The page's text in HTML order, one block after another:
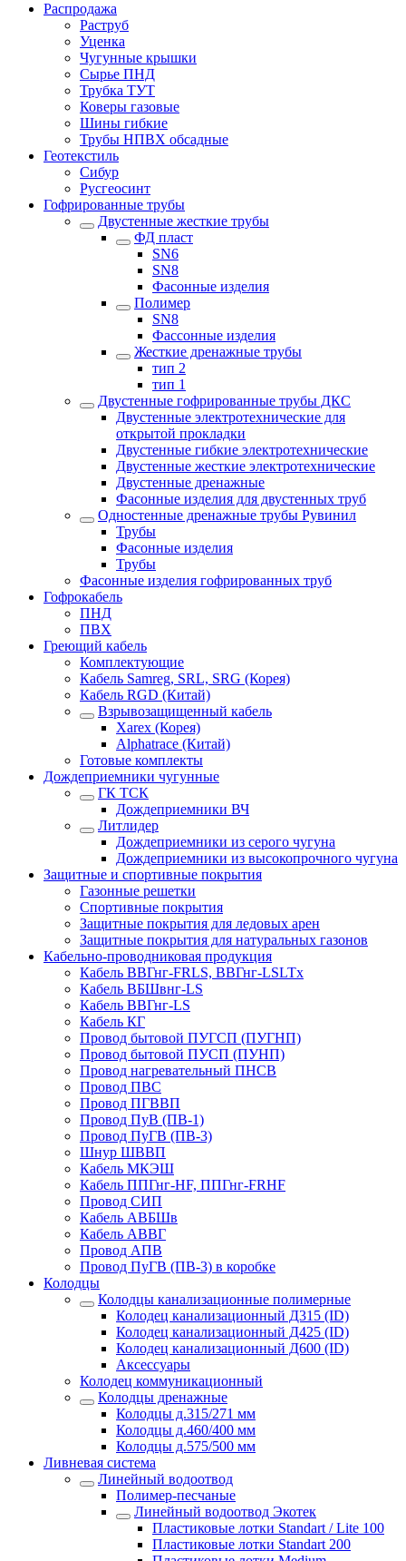
Распродажа
Раструб
Уценка
Чугунные крышки
Сырье ПНД
Трубка ТУТ
Коверы газовые
Шины гибкие
Трубы НПВХ обсадные
Геотекстиль
Сибур
Русгеосинт
Гофрированные трубы
Двустенные жесткие трубы
ФД пласт
SN6
SN8
Фасонные изделия
Полимер
SN8
Фассонные изделия
Жесткие дренажные трубы
тип 2
тип 1
Двустенные гофрированные трубы ДКС
Двустенные электротехнические для
открытой прокладки
Двустенные гибкие электротехнические
Двустенные жесткие электротехнические
Двустенные дренажные
Фасонные изделия для двустенных труб
Одностенные дренажные трубы Рувинил
Трубы
Фасонные изделия
Трубы
Фасонные изделия гофрированных труб
Гофрокабель
ПНД
ПВХ
Греющий кабель
Комплектующие
Кабель Samreg, SRL, SRG (Корея)
Кабель RGD (Китай)
Взрывозащищенный кабель
Xarex (Корея)
Alphatrace (Китай)
Готовые комплекты
Дождеприемники чугунные
ГК ТСК
Дождеприемники ВЧ
Литлидер
Дождеприемники из серого чугуна
Дождеприемники из высокопрочного чугуна
Защитные и спортивные покрытия
Газонные решетки
Спортивные покрытия
Защитные покрытия для ледовых арен
Защитные покрытия для натуральных газонов
Кабельно-проводниковая продукция
Кабель ВВГнг-FRLS, ВВГнг-LSLTx
Кабель ВБШвнг-LS
Кабель ВВГнг-LS
Кабель КГ
Провод бытовой ПУГСП (ПУГНП)
Провод бытовой ПУСП (ПУНП)
Провод нагревательный ПНСВ
Провод ПВС
Провод ПГВВП
Провод ПуВ (ПВ-1)
Провод ПуГВ (ПВ-3)
Шнур ШВВП
Кабель МКЭШ
Кабель ППГнг-HF, ППГнг-FRHF
Провод СИП
Кабель АВБШв
Кабель АВВГ
Провод АПВ
Провод ПуГВ (ПВ-3) в коробке
Колодцы
Колодцы канализационные полимерные
Колодец канализационный Д315 (ID)
Колодец канализационный Д425 (ID)
Колодец канализационный Д600 (ID)
Аксессуары
Колодец коммуникационный
Колодцы дренажные
Колодцы д.315/271 мм
Колодцы д.460/400 мм
Колодцы д.575/500 мм
Ливневая система
Линейный водоотвод
Полимер-песчаные
Линейный водоотвод Экотек
Пластиковые лотки Standart / Lite 100
Пластиковые лотки Standart 200